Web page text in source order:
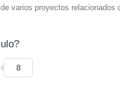
varios proyectos
8